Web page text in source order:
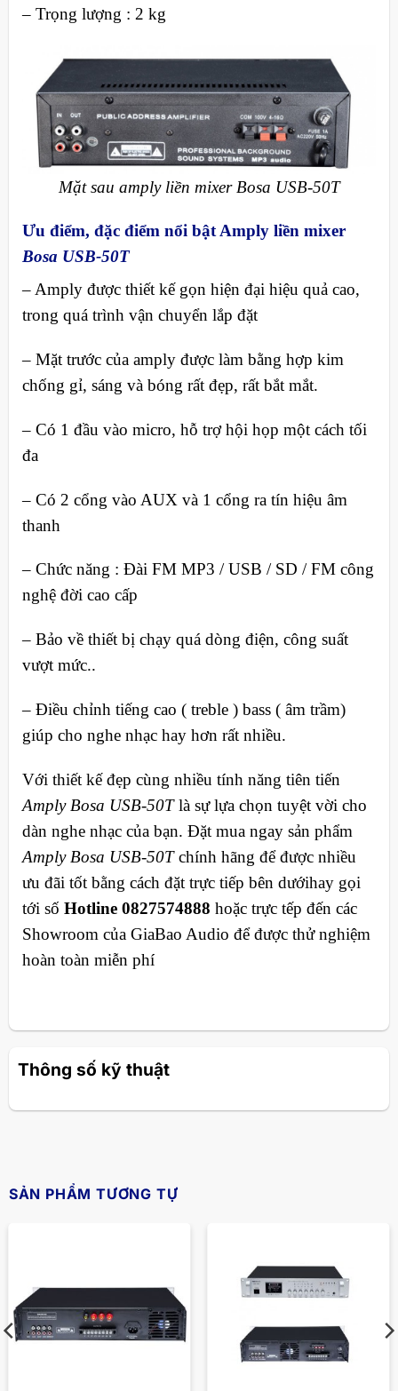
– Trọng lượng : 2 kg
Mặt sau amply liền mixer Bosa USB-50T
Ưu điểm, đặc điểm nổi bậtAmply liền mixer
Bosa USB-50T
– Amply được thiết kế gọn hiện đại hiệu quả cao,
trong quá trình vận chuyển lắp đặt
– Mặt trước của amply được làm bằng hợp kim
chống gỉ, sáng và bóng rất đẹp, rất bắt mắt.
– Có 1 đầu vào micro, hỗ trợ hội họp một cách tối
đa
– Có 2 cổng vào AUX và 1 cổng ra tín hiệu âm
thanh
– Chức năng : Đài FM MP3 / USB / SD / FM công
nghệ đời cao cấp
– Bảo về thiết bị chạy quá dòng điện, công suất
vượt mức..
– Điều chỉnh tiếng cao ( treble ) bass ( âm trầm)
giúp cho nghe nhạc hay hơn rất nhiều.
Với thiết kế đẹp cùng nhiều tính năng tiên tiến
Amply Bosa USB-50Tlà sự lựa chọn tuyệt vời cho
dàn nghe nhạc của bạn. Đặt mua ngay sản phẩm
Amply Bosa USB-50Tchính hãng để được nhiều
ưu đãi tốt bằng cách đặt trực tiếp bên dướihay gọi
tới số Hotline 0827574888 hoặc trực tếp đến các
Showroom của GiaBao Audio để được thử nghiệm
hoàn toàn miễn phí
Thông số kỹ thuật
SẢN PHẨM TƯƠNG TỰ